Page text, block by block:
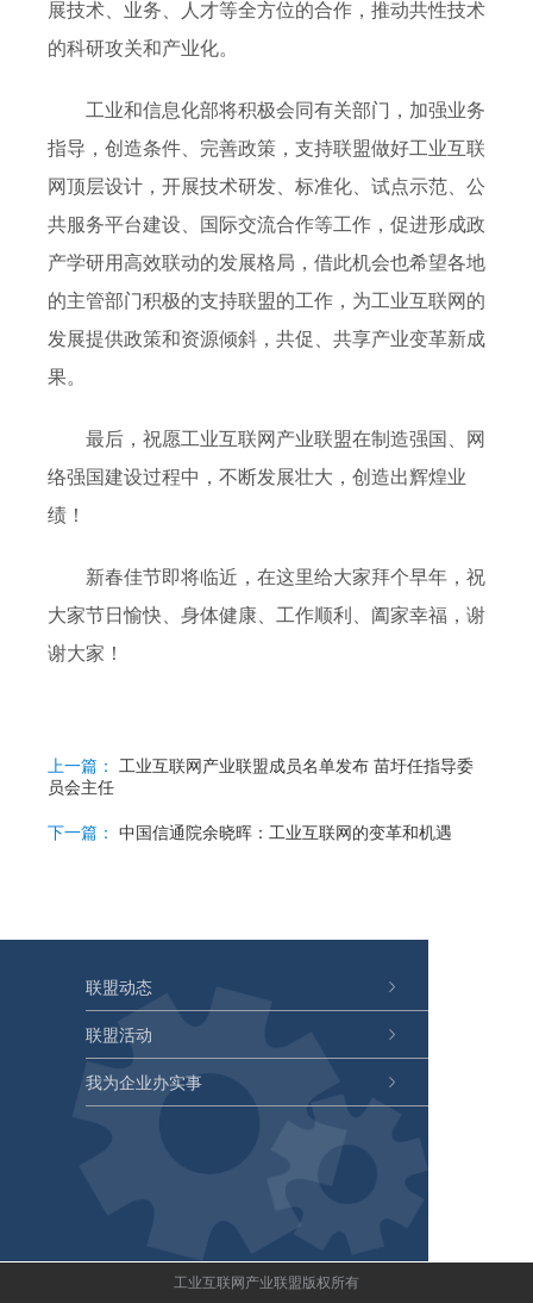
展技术、业务、人才等全方位的合作，推动共性技术
的科研攻关和产业化。
工业和信息化部将积极会同有关部门，加强业务
指导，创造条件、完善政策，支持联盟做好工业互联
网顶层设计，开展技术研发、标准化、试点示范、公
共服务平台建设、国际交流合作等工作，促进形成政
产学研用高效联动的发展格局，借此机会也希望各地
的主管部门积极的支持联盟的工作，为工业互联网的
发展提供政策和资源倾斜，共促、共享产业变革新成
果。
最后，祝愿工业互联网产业联盟在制造强国、网
络强国建设过程中，不断发展壮大，创造出辉煌业
绩！
新春佳节即将临近，在这里给大家拜个早年，祝
大家节日愉快、身体健康、工作顺利、阖家幸福，谢
谢大家！
上一篇：
工业互联网产业联盟成员名单发布 苗圩任指导委
员会主任
下一篇： 中国信通院余晓晖：工业互联网的变革和机遇
联盟动态
联盟活动
我为企业办实事
工业互联网产业联盟版权所有